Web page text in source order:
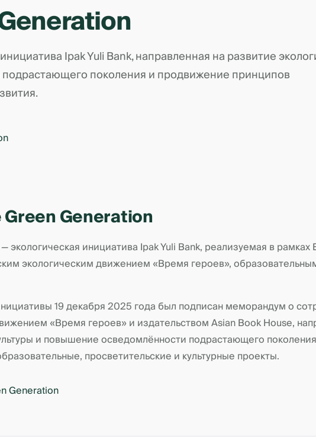
Ipak Yuli Bank, направленная на развитие
подрастающего поколения и продвижение принципов
Green Generation
экологическая инициатива Ipak Yuli Bank, реализуемая в рамках
экологическим движением «Время героев»,
19 декабря 2025 года был подписан меморандум о
«Время героев» и издательством Asian Book House,
и повышение осведомлённости подрастающего
просветительские и культурные проекты.